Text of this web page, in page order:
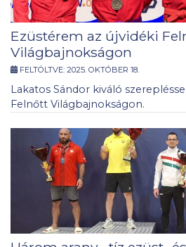
Ezüstérem az újvidéki
Világbajnokságon
FELTÖLTVE: 2025. OKTÓBER 18.
Lakatos Sándor kiváló
Felnőtt Világbajnokságon.